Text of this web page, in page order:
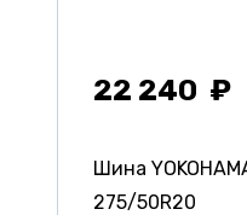
22 240
Шина
275/50R20